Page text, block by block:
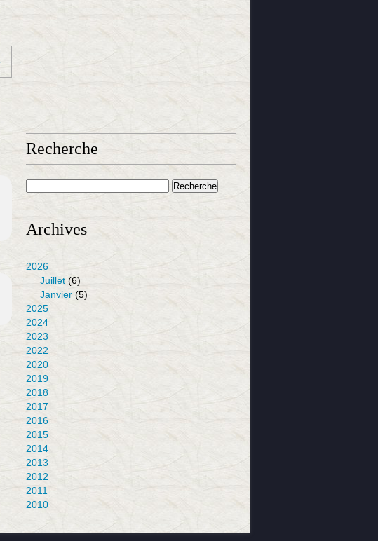
Recherche
Archives
2026
Juillet (6)
Janvier (5)
2025
2024
2023
2022
2020
2019
2018
2017
2016
2015
2014
2013
2012
2011
2010